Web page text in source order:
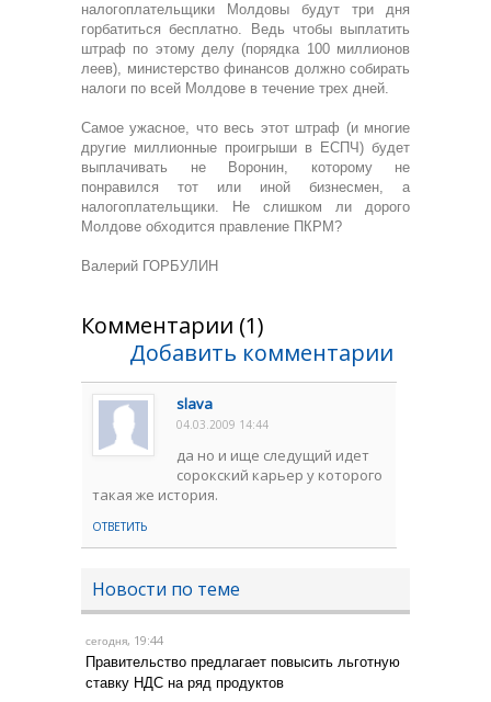
налогоплательщики Молдовы будут три дня
горбатиться бесплатно. Ведь чтобы выплатить
штраф по этому делу (порядка 100 миллионов
леев), министерство финансов должно собирать
налоги по всей Молдове в течение трех дней.
Самое ужасное, что весь этот штраф (и многие
другие миллионные проигрыши в ЕСПЧ) будет
выплачивать не Воронин, которому не
понравился тот или иной бизнесмен, а
налогоплательщики. Не слишком ли дорого
Молдове обходится правление ПКРМ?
Валерий ГОРБУЛИН
Комментарии (1)
Добавить комментарии
slava
04.03.2009 14:44
да но и ище следущий идет
сорокский карьер у которого
такая же история.
ОТВЕТИТЬ
Новости по теме
сегодня, 19:44
Правительство предлагает повысить льготную
ставку НДС на ряд продуктов